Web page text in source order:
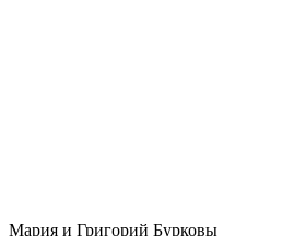
Мария и Григорий Бурковы